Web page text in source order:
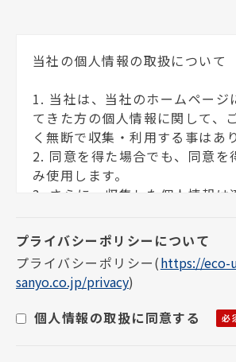
当社の個人情報の取扱について
1. 当社は、当社のホームページ
てきた方の個人情報に関して、
く無断で収集・利用する事はあ
2. 同意を得た場合でも、同意を
み使用します。
3. さらに、収集した個人情報は
個人情報の利用目的について
お客様の個人情報は下記の目的
いただきます。下記の目的以外
用する場合は、改めて目的をお
プライバシーポリシー(https://eco-
sanyo.co.jp/privacy)
個人情報の取扱に同意する